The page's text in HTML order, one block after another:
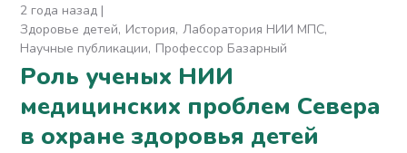
2 года назад
Здоровье детей История Лаборатория НИИ МПС
Научные публикации Профессор Базарный
Роль ученых НИИ
медицинских проблем Севера
в охране здоровья детей